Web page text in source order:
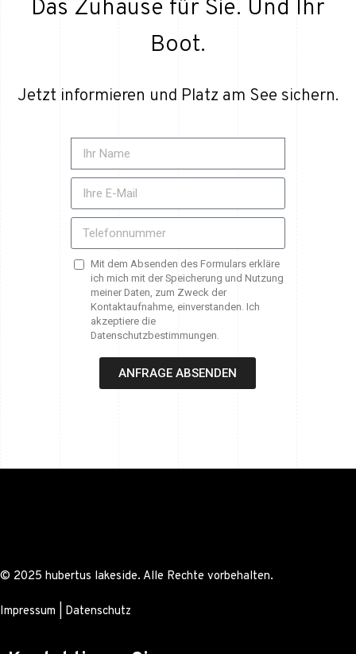
Das Zuhause für Sie. Und Ihr
Boot.
Jetzt informieren und Platz am See sichern.
Mit dem Absenden des Formulars erkläre
ich mich mit der Speicherung und Nutzung
meiner Daten, zum Zweck der
Kontaktaufnahme, einverstanden. Ich
akzeptiere die
Datenschutzbestimmungen.
ANFRAGE ABSENDEN
© 2025 hubertus lakeside. Alle Rechte vorbehalten.
Impressum Datenschutz